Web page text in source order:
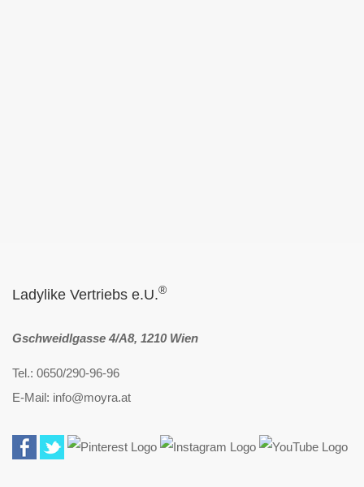
Ladylike Vertriebs e.U.®
Gschweidlgasse 4/A8, 1210 Wien
Tel.: 0650/290-96-96
E-Mail: info@moyra.at